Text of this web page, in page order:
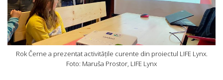
Rok Černe a prezentat activitățile curente din proiectul LIFE Lynx.
Foto: Maruša Prostor, LIFE Lynx